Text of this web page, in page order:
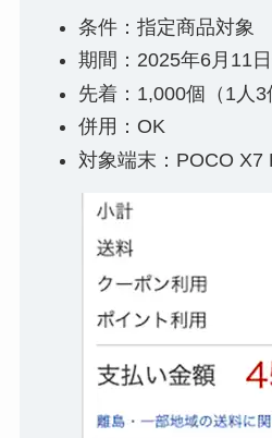
条件：指定商品対象
期間：2025年6月11
先着：1,000個（1人3
併用：OK
対象端末：POCO X7